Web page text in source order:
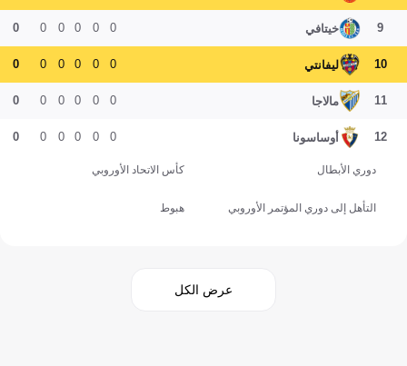
9 خيتافي 0
0
0
0
0
0
10 ليفانتي 0
0
0
0
0
0
11 مالاجا 0
0
0
0
0
0
12 أوساسونا 0
0
0
0
0
0
دوري الأبطال كأس الاتحاد الأوروبي
التأهل إلى دوري المؤتمر الأوروبي هبوط
عرض الكل